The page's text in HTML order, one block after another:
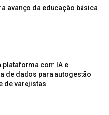
avanço da educação básica
plataforma com IA e
de dados para autogestão
de varejistas